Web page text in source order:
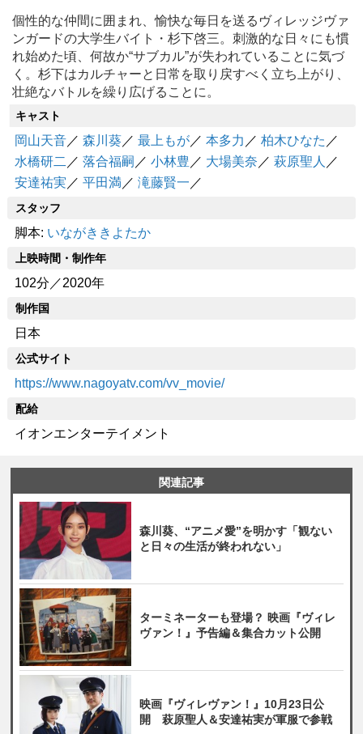
個性的な仲間に囲まれ、愉快な毎日を送るヴィレッジヴァ
ンガードの大学生バイト・杉下啓三。刺激的な日々にも慣
れ始めた頃、何故か“サブカル”が失われていることに気づ
く。杉下はカルチャーと日常を取り戻すべく立ち上がり、
壮絶なバトルを繰り広げることに。
キャスト
岡山天音／森川葵／最上もが／本多力 ／柏木ひなた ／
水橋研二 ／落合福嗣 ／小林豊 ／ 大場美奈 ／萩原聖人 ／
安達祐実 ／平田満 ／滝藤賢一 ／
スタッフ
脚本: いながききよたか
上映時間・制作年
102分／2020年
制作国
日本
公式サイト
https://www.nagoyatv.com/vv_movie/
配給
イオンエンターテイメント
関連記事
森川葵、“アニメ愛”を明かす「観ない
と日々の生活が終われない」
ターミネーターも登場？ 映画『ヴィレ
ヴァン！』予告編＆集合カット公開
映画『ヴィレヴァン！』10月23日公
開 萩原聖人＆安達祐実が軍服で参戦